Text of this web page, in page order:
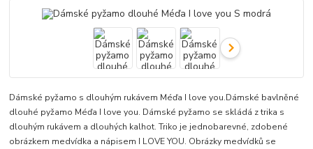
Dámské pyžamo s dlouhým rukávem Méďa I love you.Dámské bavlněné
dlouhé pyžamo Méďa I love you. Dámské pyžamo se skládá z trika s
dlouhým rukávem a dlouhých kalhot. Triko je jednobarevné, zdobené
obrázkem medvídka a nápisem I LOVE YOU. Obrázky medvídků se